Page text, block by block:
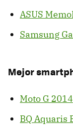
ASUS
Samsung
Mejor
Moto G 2014
BQ Aquaris